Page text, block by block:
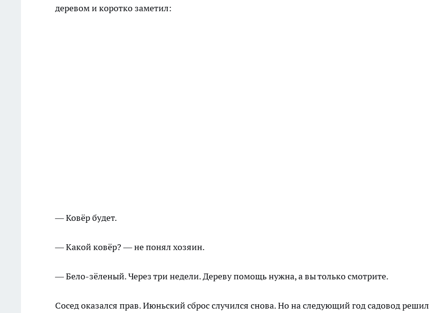
деревом и коротко заметил:
— Ковёр будет.
— Какой ковёр? — не понял хозяин.
— Бело-зёленый. Через три недели. Дереву помощь нужна, а вы только смотрите.
Сосед оказался прав. Июньский сброс случился снова. Но на следующий год садовод решил